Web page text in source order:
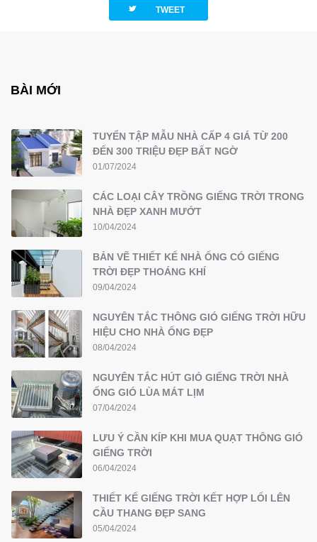
twitterbird TWEET
BÀI MỚI
TUYỂN TẬP MẪU NHÀ CẤP 4 GIÁ TỪ 200
ĐẾN 300 TRIỆU ĐẸP BẤT NGỜ
01/07/2024
CÁC LOẠI CÂY TRỒNG GIẾNG TRỜI TRONG
NHÀ ĐẸP XANH MƯỚT
10/04/2024
BẢN VẼ THIẾT KẾ NHÀ ỐNG CÓ GIẾNG
TRỜI ĐẸP THOÁNG KHÍ
09/04/2024
NGUYÊN TẮC THÔNG GIÓ GIẾNG TRỜI HỮU
HIỆU CHO NHÀ ỐNG ĐẸP
08/04/2024
NGUYÊN TẮC HÚT GIÓ GIẾNG TRỜI NHÀ
ỐNG GIÓ LÙA MÁT LỊM
07/04/2024
LƯU Ý CẦN KÍP KHI MUA QUẠT THÔNG GIÓ
GIẾNG TRỜI
06/04/2024
THIẾT KẾ GIẾNG TRỜI KẾT HỢP LỐI LÊN
CẦU THANG ĐẸP SANG
05/04/2024